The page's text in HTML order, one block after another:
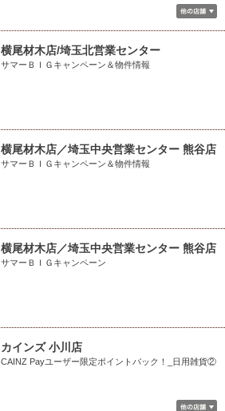
横尾材木店/埼玉北営業センター
サマーＢＩＧキャンペーン＆物件情報
横尾材木店／埼玉中央営業センター 熊谷店
サマーＢＩＧキャンペーン＆物件情報
横尾材木店／埼玉中央営業センター 熊谷店
サマーＢＩＧキャンペーン
カインズ 小川店
CAINZ Payユーザー限定ポイントバック！_日用雑貨②